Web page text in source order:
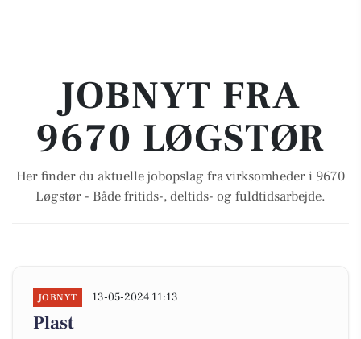
JOBNYT FRA
9670 LØGSTØR
Her finder du aktuelle jobopslag fra virksomheder i 9670
Løgstør - Både fritids-, deltids- og fuldtidsarbejde.
JOBNYT 13-05-2024 11:13
Plast